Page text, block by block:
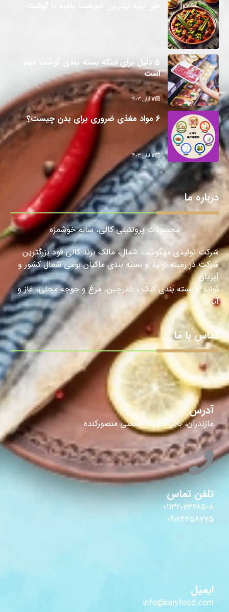
5 دلیل برای اینکه بسته بندی گوشت مهم
است
12 آبان 1403
6 مواد مغذی ضروری برای بدن چیست؟
12 آبان 1403
درباره ما
محصولات پروتئینی کالی، سالمِ خوشمزه
شرکت تولیدی مهگوشت شمال، مالک برند کالی فود بزرگترین
شرکت در زمینه تولید و بسته بندی ماکیان بومی شمال کشور و
آبزیان
تولید و بسته بندی کبک ، بلدرچین، مرغ و جوجه محلی، غاز و
آبزیان.
تماس با ما
آدرس
مازندران، بابل شهرک صنعتی منصورکنده
تلفن تماس
01132073285-8
09024658775
ایمیل
info@kalyfood.com